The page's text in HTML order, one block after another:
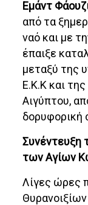
Εμάντ
από τα
ναό και με
έπαιξε
μεταξύ της
Ε.Κ.Κ και
Αιγύπτου,
δορυφορική
Συνέντευξη
των Αγίων
Λίγες ώρες